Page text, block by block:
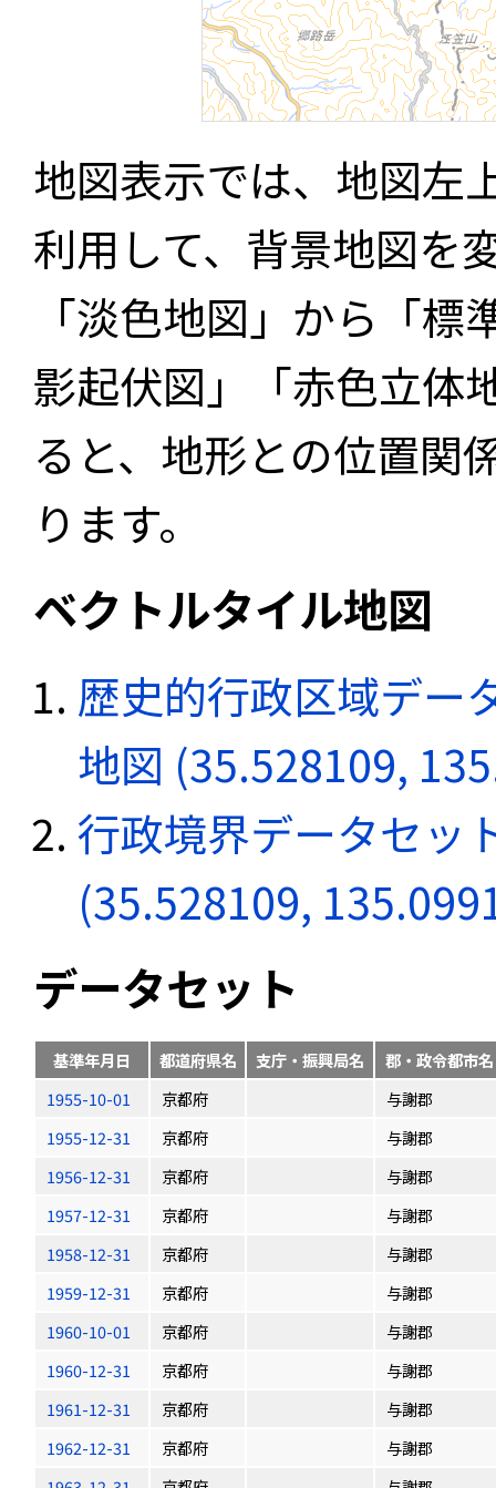
地図表示では、地図左
利用して、背景地図を
「淡色地図」から「
影起伏図」「赤色立体
ると、地形との位置関
ります。
ベクトルタイル地図
歴史的行政区域デー
地図 (35.528109,
行政境界データセッ
(35.528109,
データセット
基準年月日 都道府県名 支庁・振興局名
郡・政令都市名
1955-10-01
京都府
与謝郡
1955-12-31
京都府
与謝郡
1956-12-31
京都府
与謝郡
1957-12-31
京都府
与謝郡
1958-12-31
京都府
与謝郡
1959-12-31
京都府
与謝郡
1960-10-01
京都府
与謝郡
1960-12-31
京都府
与謝郡
1961-12-31
京都府
与謝郡
1962-12-31
京都府
与謝郡